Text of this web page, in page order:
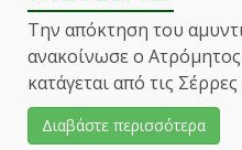
Την απόκτηση του
ανακοίνωσε ο
κατάγεται από τις
Διαβάστε περισσότερα